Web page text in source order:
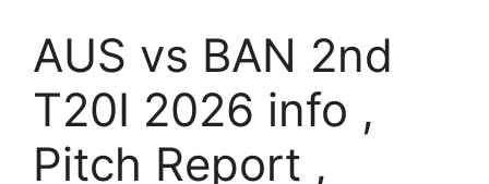
AUS vs BAN 2nd
T20I 2026 info ,
Pitch Report ,